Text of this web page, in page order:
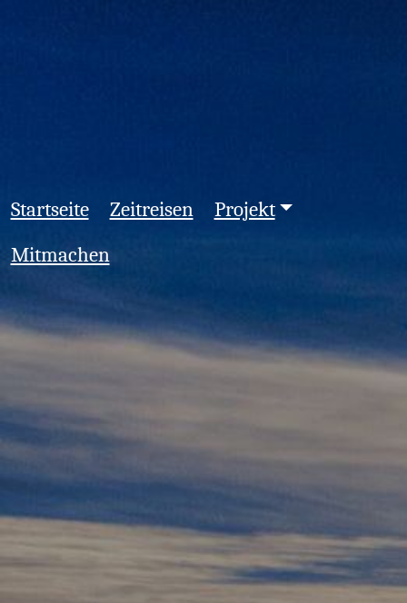
Startseite Zeitreisen
Projekt
Mitmachen